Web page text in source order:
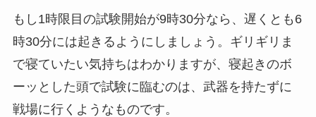
もし1時限目の試験開始が9時30分なら、遅くとも6
時30分には起きるようにしましょう。ギリギリま
で寝ていたい気持ちはわかりますが、寝起きのボ
ーッとした頭で試験に臨むのは、武器を持たずに
戦場に行くようなものです。